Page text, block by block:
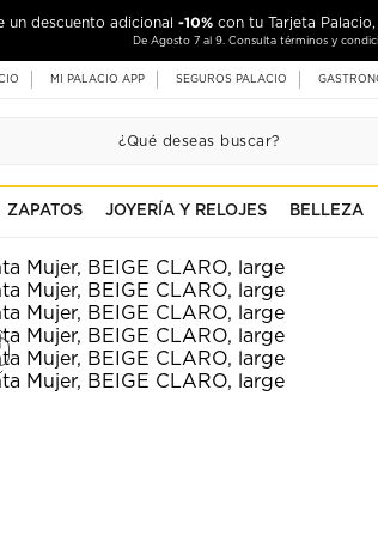
un descuento adicional -10% con tu Tarjeta Palacio,
De Agosto 7 al 9. Consulta términos y
MI PALACIO APP SEGUROS PALACIO
ZAPATOS JOYERÍA Y RELOJES BELLEZA